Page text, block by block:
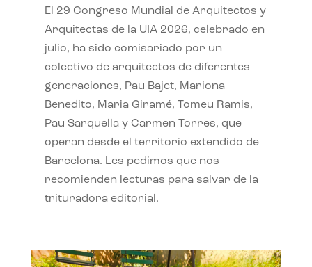
El 29 Congreso Mundial de Arquitectos y
Arquitectas de la UIA 2026, celebrado en
julio, ha sido comisariado por un
colectivo de arquitectos de diferentes
generaciones, Pau Bajet, Mariona
Benedito, Maria Giramé, Tomeu Ramis,
Pau Sarquella y Carmen Torres, que
operan desde el territorio extendido de
Barcelona. Les pedimos que nos
recomienden lecturas para salvar de la
trituradora editorial.